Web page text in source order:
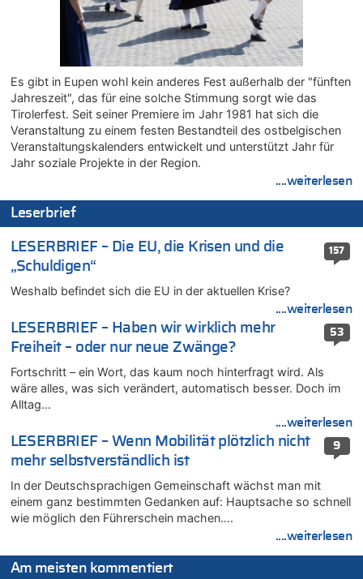
In Belgien missachten zwei von drei Autofahrern das
Tempolimit in 30er-Zonen – Untersuchung von Vias
07.08.2026 - 09:31 von Ermitler zu
Das 44. Tirolerfest in Eupen in Bildern [Fotogalerie]
07.08.2026 - 09:18 von Noppi zu
AS Eupen: „Keiner weiß, wohin die Reise geht…“
07.08.2026 - 09:03 von JoKrings zu
Zweite Hitzewelle in diesem Sommer ist jetzt amtlich
07.08.2026 - 01:12 von WK zu
Warum die Waldbrände in Frankreich und Spanien Rekorde
07.08.2026 - 01:03 von Hugo Egon Bernhard von Sinnen zu
Zweite Hitzewelle in diesem Sommer ist jetzt amtlich
07.08.2026 - 00:50 von WK zu
Wie kam es zur Ceuta-Krise?
07.08.2026 - 00:06 von 5/11 zu
Mehrere Menschen in Londons City niedergestochen
06.08.2026 - 23:53 von Foto Anneliese zu
Mehrere Menschen in Londons City niedergestochen
06.08.2026 - 23:25 von WK zu
FIFA-Spitze demonstriert Einigkeit trotz Kritik und neuer
Vorwürfe gegen Präsident Gianni Infantino
FIFA-Spitze demonstriert Einigkeit trotz Kritik und neuer
Vorwürfe gegen Präsident Gianni Infantino
06.08.2026 - 22:07 von DR ALBERN zu
FIFA-Spitze demonstriert Einigkeit trotz Kritik und neuer
Vorwürfe gegen Präsident Gianni Infantino
06.08.2026 - 21:19 von Ach zu
Es gibt in Eupen wohl kein anderes Fest außerhalb der "fünften
Jahreszeit", das für eine solche Stimmung sorgt wie das
Tirolerfest. Seit seiner Premiere im Jahr 1981 hat sich die
Veranstaltung zu einem festen Bestandteil des ostbelgischen
Veranstaltungskalenders entwickelt und unterstützt Jahr für
Jahr soziale Projekte in der Region.
....weiterlesen
Leserbrief
157
LESERBRIEF – Die EU, die Krisen und die
„Schuldigen“
Weshalb befindet sich die EU in der aktuellen Krise?
....weiterlesen
53
LESERBRIEF – Haben wir wirklich mehr
Freiheit – oder nur neue Zwänge?
Fortschritt – ein Wort, das kaum noch hinterfragt wird. Als
wäre alles, was sich verändert, automatisch besser. Doch im
Alltag…
....weiterlesen
9
LESERBRIEF – Wenn Mobilität plötzlich nicht
mehr selbstverständlich ist
In der Deutschsprachigen Gemeinschaft wächst man mit
einem ganz bestimmten Gedanken auf: Hauptsache so schnell
wie möglich den Führerschein machen….
....weiterlesen
Am meisten kommentiert